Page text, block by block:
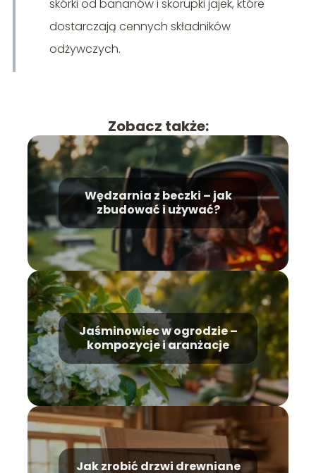
skórki od bananów i skorupki jajek, które
dostarczają cennych składników
odżywczych.
Zobacz także:
Wędzarnia z beczki – jak
zbudować i używać?
Jaśminowiec w ogrodzie –
kompozycje i aranżacje
Jak zrobić drzwi drewniane